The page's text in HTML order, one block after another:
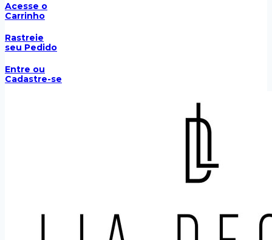
Acesse o
Carrinho
Rastreie
seu Pedido
Entre ou
Cadastre-se